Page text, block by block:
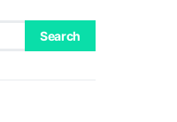
Search